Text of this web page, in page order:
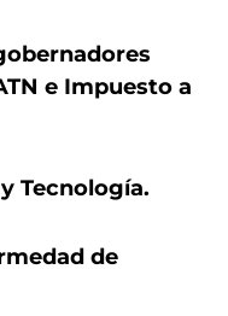
e Impuesto a
Tecnología.
de